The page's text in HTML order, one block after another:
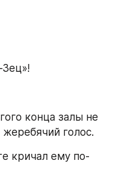
конца залы не
голос.
кричал ему по-